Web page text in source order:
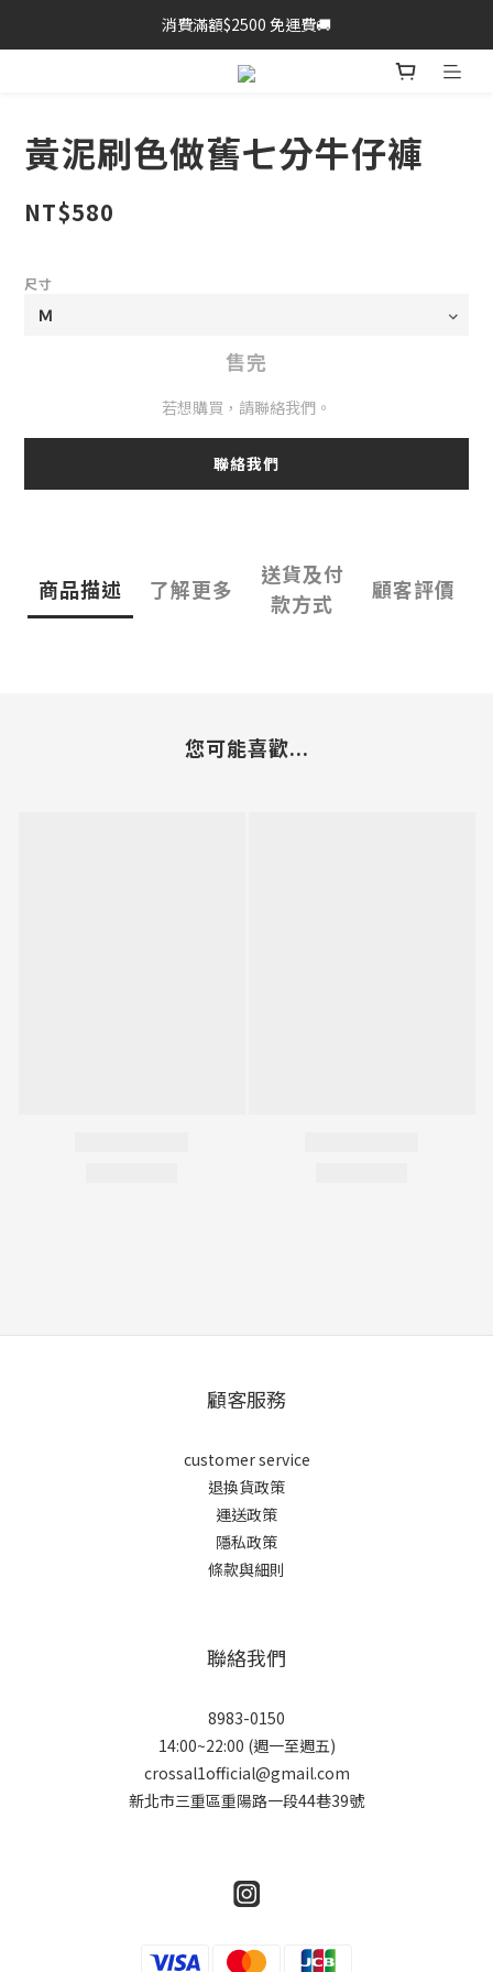
消費滿額$2500 免運費🚚
黃泥刷色做舊七分牛仔褲
NT$580
尺寸
售完
若想購買，請聯絡我們。
聯絡我們
商品描述 了解更多
送貨及付
款方式
顧客評價
您可能喜歡...
顧客服務
customer service
退換貨政策
運送政策
隱私政策
條款與細則
聯絡我們
8983-0150
14:00~22:00 (週一至週五)
crossal1official@gmail.com
新北市三重區重陽路一段44巷39號